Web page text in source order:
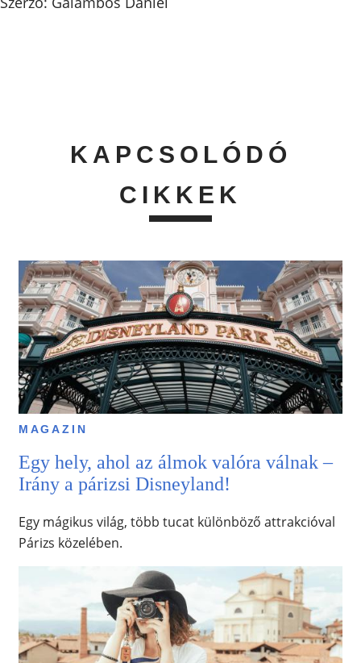
KAPCSOLÓDÓ
CIKKEK
MAGAZIN
Egy hely, ahol az álmok valóra válnak –
Irány a párizsi Disneyland!
Egy mágikus világ, több tucat különböző attrakcióval
Párizs közelében.